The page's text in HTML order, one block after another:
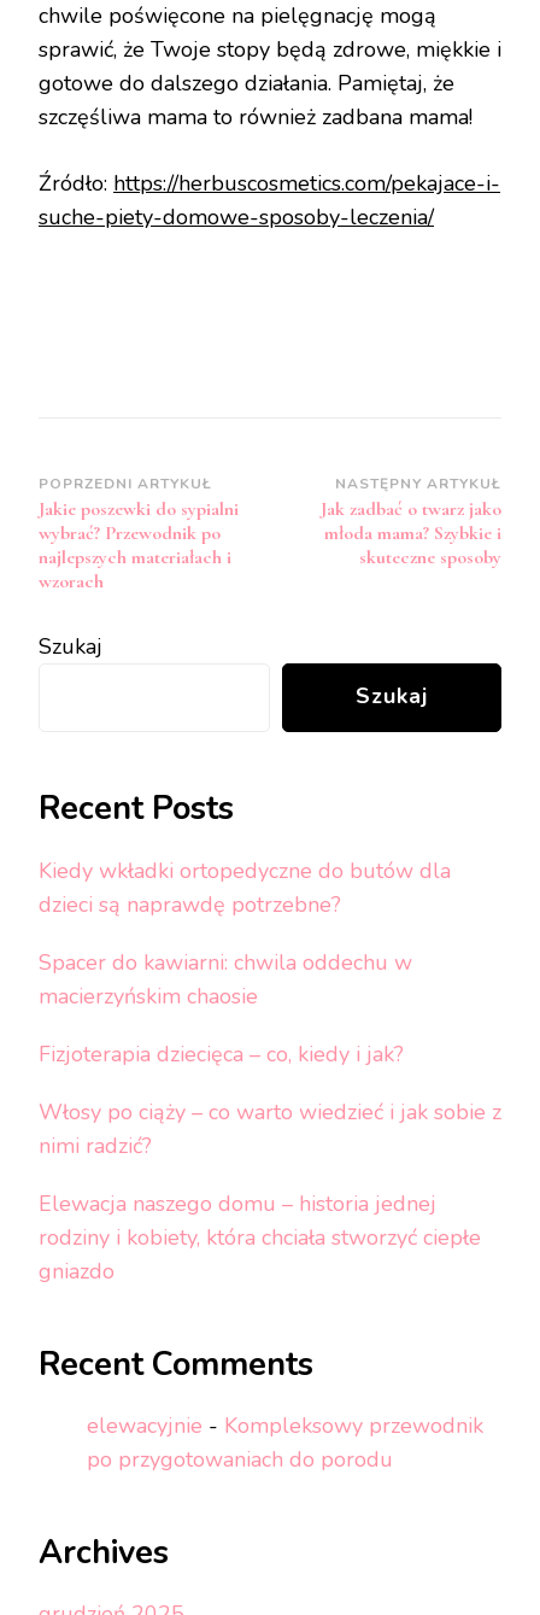
chwile poświęcone na pielęgnację mogą
sprawić, że Twoje stopy będą zdrowe, miękkie i
gotowe do dalszego działania. Pamiętaj, że
szczęśliwa mama to również zadbana mama!
Źródło: https://herbuscosmetics.com/pekajace-i-
suche-piety-domowe-sposoby-leczenia/
Zobacz
wpisy
POPRZEDNI ARTYKUŁ
Jakie poszewki do sypialni
wybrać? Przewodnik po
najlepszych materiałach i
wzorach
NASTĘPNY ARTYKUŁ
Jak zadbać o twarz jako
młoda mama? Szybkie i
skuteczne sposoby
Szukaj
Szukaj
Recent Posts
Kiedy wkładki ortopedyczne do butów dla
dzieci są naprawdę potrzebne?
Spacer do kawiarni: chwila oddechu w
macierzyńskim chaosie
Fizjoterapia dziecięca – co, kiedy i jak?
Włosy po ciąży – co warto wiedzieć i jak sobie z
nimi radzić?
Elewacja naszego domu – historia jednej
rodziny i kobiety, która chciała stworzyć ciepłe
gniazdo
Recent Comments
elewacyjnie - Kompleksowy przewodnik
po przygotowaniach do porodu
Archives